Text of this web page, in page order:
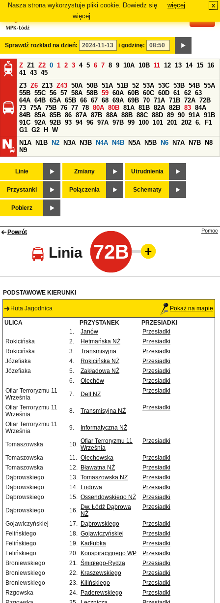
Nasza strona wykorzystuje pliki cookie. Dowiedz się
więcej.
więcej x
Sprawdź rozkład na dzień: i godzinę:
Z Z1 Z2 0 1 2 3 4 5 6 7 8 9 10A 10B 11 12 13 14 15 16
41 43 45
Z3 Z6 Z13 Z43 50A 50B 51A 51B 52 53A 53C 53B 54B 55A
55B 55C 56 57 58A 58B 59 60A 60B 60C 60D 61 62 63
64A 64B 65A 65B 66 67 68 69A 69B 70 71A 71B 72A 72B
73 75A 75B 76 77 78 80A 80B 81A 81B 82A 82B 83 84A
84B 85A 85B 86 87A 87B 88A 88B 88C 88D 89 90 91A 91B
91C 92A 92B 93 94 96 97A 97B 99 100 101 201 202 6.
F1
G1 G2 H
W
N1A
N1B N2 N3A N3B N4A N4B N5A N5B N6 N7A N7B
N8
N9
Linie Zmiany Utrudnienia
Przystanki Połączenia Schematy
Pobierz
Powrót
Linia 72B
Pomoc
PODSTAWOWE KIERUNKI
Huta Jagodnica Pokaż na mapie
ULICA PRZYSTANEK
PRZESIADKI
1.
Janów
Przesiadki
Rokicińska
2. Hetmańska NŻ
Przesiadki
Rokicińska
3. Transmisyjna
Przesiadki
Józefiaka
4. Rokicińska NŻ
Przesiadki
Józefiaka
5. Zakładowa NŻ
Przesiadki
6.
Olechów
Przesiadki
Ofiar Terroryzmu 11
Września
7. Dell NŻ Przesiadki
Ofiar Terroryzmu 11
Września
8. Transmisyjna NŻ Przesiadki
Ofiar Terroryzmu 11
Września
9. Informatyczna NŻ
Tomaszowska 10. Ofiar Terroryzmu 11
Września
Przesiadki
Tomaszowska 11. Olechowska
Przesiadki
Tomaszowska
12. Bławatna NŻ
Przesiadki
Dąbrowskiego
13. Tomaszowska NŻ
Przesiadki
Dąbrowskiego
14. Lodowa
Przesiadki
Dąbrowskiego
15. Ossendowskiego NŻ
Przesiadki
Dąbrowskiego
16. Dw. Łódź Dąbrowa
NŻ
Przesiadki
Gojawiczyńskiej 17. Dąbrowskiego
Przesiadki
Felińskiego
18. Gojawiczyńskiej
Przesiadki
Felińskiego
19. Kadłubka
Przesiadki
Felińskiego
20. Konspiracyjnego WP
Przesiadki
Broniewskiego
21. Śmigłego-Rydza
Przesiadki
Broniewskiego
22. Kraszewskiego
Przesiadki
Broniewskiego
23. Kilińskiego
Przesiadki
Rzgowska
24. Paderewskiego
Przesiadki